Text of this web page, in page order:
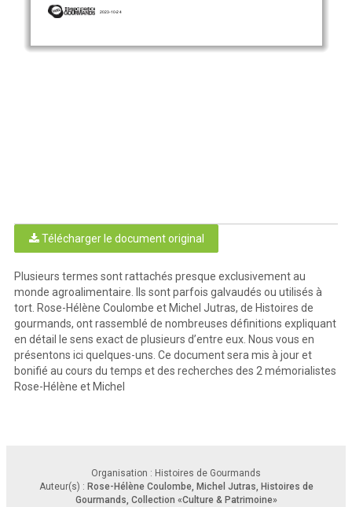
2023- 10-24
Télécharger le document original
Plusieurs termes sont rattachés presque exclusivement au
monde agroalimentaire. Ils sont parfois galvaudés ou utilisés à
tort. Rose-Hélène Coulombe et Michel Jutras, de Histoires de
gourmands, ont rassemblé de nombreuses définitions expliquant
en détail le sens exact de plusieurs d’entre eux. Nous vous en
présentons ici quelques-uns. Ce document sera mis à jour et
bonifié au cours du temps et des recherches des 2 mémorialistes
Rose-Hélène et Michel
Organisation : Histoires de Gourmands
Auteur(s) : Rose-Hélène Coulombe, Michel Jutras, Histoires de
Gourmands, Collection «Culture & Patrimoine»